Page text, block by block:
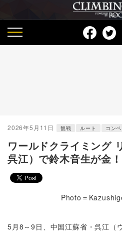
2026年5月11日 観戦 ルート コンペ
ワールドクライミング
呉江）で鈴木音生が金！
Photo＝
5月8～9日、中国江蘇省・呉江（